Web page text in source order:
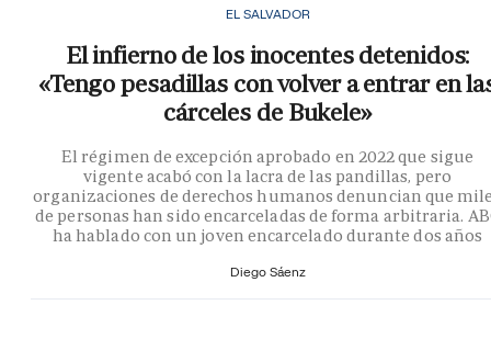
EL SALVADOR
El infierno de los inocentes detenidos:
«Tengo pesadillas con volver a entrar en
cárceles de Bukele»
El régimen de excepción aprobado en 2022 que sigue
vigente acabó con la lacra de las pandillas, pero
organizaciones de derechos humanos denuncian que
de personas han sido encarceladas de forma arbitraria.
ha hablado con un joven encarcelado durante dos años
Diego Sáenz